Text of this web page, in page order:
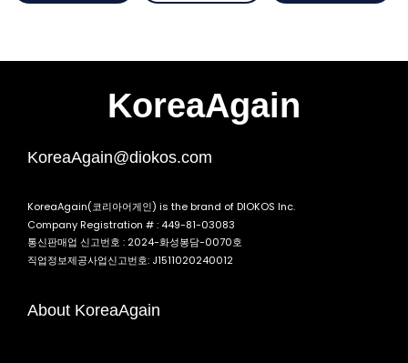
KoreaAgain
KoreaAgain@diokos.com
KoreaAgain(코리아어게인) is the brand of DIOKOS Inc.
Company Registration # : 449-81-03083
통신판매업 신고번호 : 2024-화성봉담-0070호
직업정보제공사업신고번호: J1511020240012
About KoreaAgain